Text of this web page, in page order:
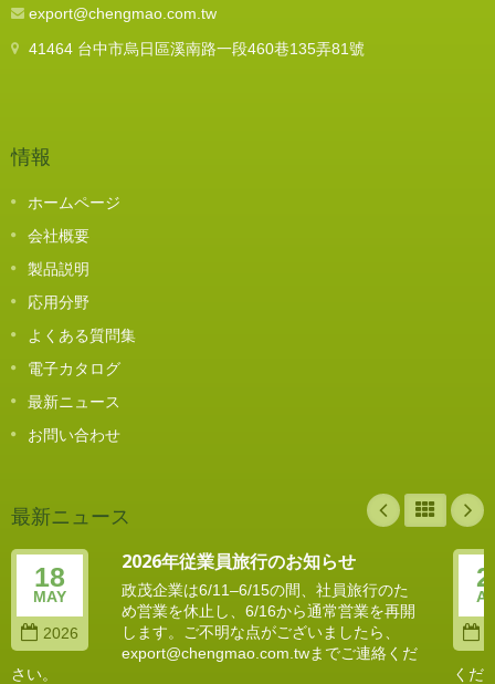
export@chengmao.com.tw
41464 台中市烏日區溪南路一段460巷135弄81號
情報
ホームページ
会社概要
製品説明
応用分野
よくある質問集
電子カタログ
最新ニュース
お問い合わせ
最新ニュース
18
MAY
2026
2026年従業員旅行のお知らせ
政茂企業は6/11–6/15の間、社員旅行のた
め営業を休止し、6/16から通常営業を再開
します。ご不明な点がございましたら、
export@chengmao.com.twまでご連絡くだ
さい。
くだ